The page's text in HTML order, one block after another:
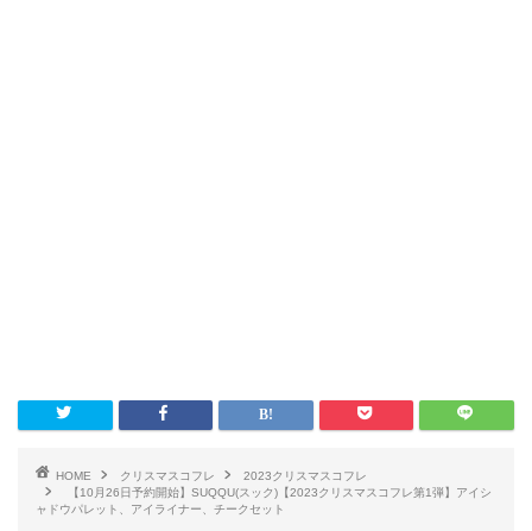
HOME クリスマスコフレ
2023クリスマスコフレ
【10月26日予約開始】SUQQU(スック)【2023クリスマスコフレ第1弾】アイシ
ャドウパレット、アイライナー、チークセット